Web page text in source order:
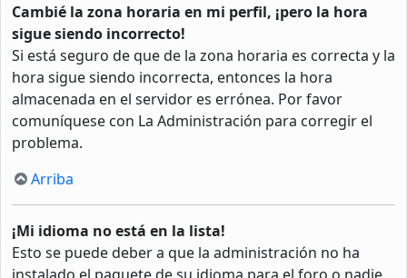
Cambié la zona horaria en mi perfil, ¡pero la hora
sigue siendo incorrecto!
Si está seguro de que de la zona horaria es correcta y la
hora sigue siendo incorrecta, entonces la hora
almacenada en el servidor es errónea. Por favor
comuníquese con La Administración para corregir el
problema.
Arriba
¡Mi idioma no está en la lista!
Esto se puede deber a que la administración no ha